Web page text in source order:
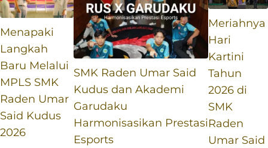
Menapaki
Langkah
Baru Melalui
MPLS SMK
Raden Umar
Said Kudus
2026
SMK Raden Umar Said
Kudus dan Akademi
Garudaku
Harmonisasikan Prestasi
Esports
Meriahnya
Hari
Kartini
Tahun
2026 di
SMK
Raden
Umar Said